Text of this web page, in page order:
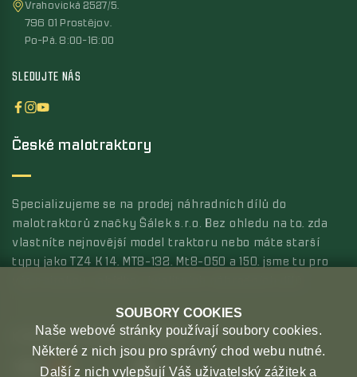
Vrahovická 2527/5,
796 01 Prostějov,
Po-Pá, 8:00-16:00
SLEDUJTE NÁS
České malotraktory
Specializujeme se na prodej náhradních dílů do
malotraktorů značky Šálek s.r.o. Bez ohledu na to, zda
vlastníte nejnovější model traktoru nebo máte starší
typy jako TZ4 K 14, MT8-132, Mt8-050 a 150, jsme tu pro
MOŽNOSTI PLATBYMOŽNOSTI DOPRAVY
SOUBORY COOKIES
Naše webové stránky používají soubory cookies.
Některé z nich jsou pro správný chod webu nutné.
Další z nich vylepšují Váš uživatelský zážitek a